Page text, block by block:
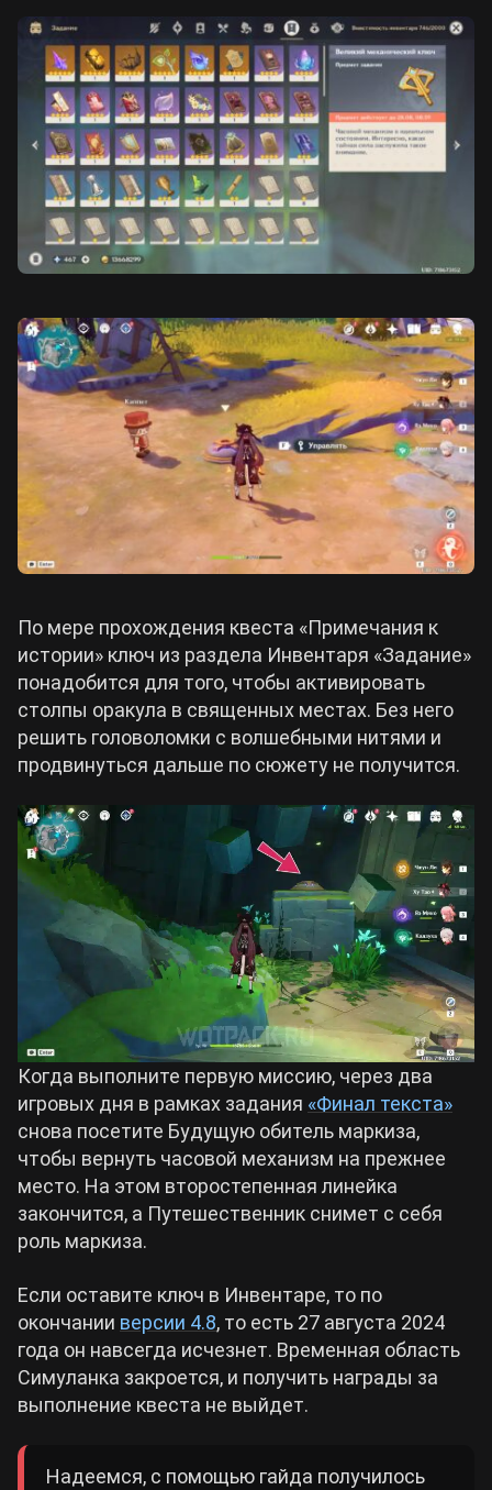
По мере прохождения квеста «Примечания к
истории» ключ из раздела Инвентаря «Задание»
понадобится для того, чтобы активировать
столпы оракула в священных местах. Без него
решить головоломки с волшебными нитями и
продвинуться дальше по сюжету не получится.
Когда выполните первую миссию, через два
игровых дня в рамках задания «Финал текста»
снова посетите Будущую обитель маркиза,
чтобы вернуть часовой механизм на прежнее
место. На этом второстепенная линейка
закончится, а Путешественник снимет с себя
роль маркиза.
Если оставите ключ в Инвентаре, то по
окончании версии 4.8, то есть 27 августа 2024
года он навсегда исчезнет. Временная область
Симуланка закроется, и получить награды за
выполнение квеста не выйдет.
Надеемся, с помощью гайда получилось